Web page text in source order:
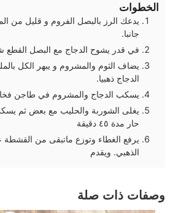
الخطوات
يدعك الرز بالبصل الفروم و قليل من
جانبا.
في قدر يشوح الدجاج مع البصل
يضاف الثوم والمشروم و يبهر الكل
الدجاج ذهبيا.
يسكب الدجاج والمشروم في طاجن
يغلى الشوربة والحليب مع بعض ثم
حار مدة ٤٥ دقيقة
يرفع الغطاء وتوزع ماتبقى من القشطة
الذهبي. ويقدم
وصفات ذات صلة